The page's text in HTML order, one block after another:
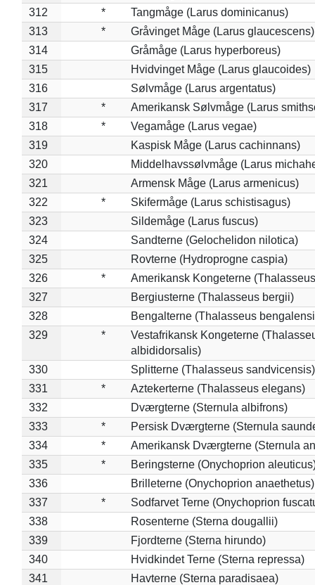
312
*
Tangmåge (Larus dominicanus)
313
*
Gråvinget Måge (Larus glaucescens)
314
Gråmåge (Larus hyperboreus)
315
Hvidvinget Måge (Larus glaucoides)
316
Sølvmåge (Larus argentatus)
317
*
Amerikansk Sølvmåge (Larus
318
*
Vegamåge (Larus vegae)
319
Kaspisk Måge (Larus cachinnans)
320
Middelhavssølvmåge (Larus
321
Armensk Måge (Larus armenicus)
322
*
Skifermåge (Larus schistisagus)
323
Sildemåge (Larus fuscus)
324
Sandterne (Gelochelidon nilotica)
325
Rovterne (Hydroprogne caspia)
326
*
Amerikansk Kongeterne
327
Bergiusterne (Thalasseus bergii)
328
Bengalterne (Thalasseus
329
*
Vestafrikansk Kongeterne
albididorsalis)
330
Splitterne (Thalasseus sandvicensis)
331
*
Aztekerterne (Thalasseus elegans)
332
Dværgterne (Sternula albifrons)
333
*
Persisk Dværgterne (Sternula
334
*
Amerikansk Dværgterne (Sternula
335
*
Beringsterne (Onychoprion
336
Brilleterne (Onychoprion anaethetus)
337
*
Sodfarvet Terne (Onychoprion
338
Rosenterne (Sterna dougallii)
339
Fjordterne (Sterna hirundo)
340
Hvidkindet Terne (Sterna repressa)
341
Havterne (Sterna paradisaea)